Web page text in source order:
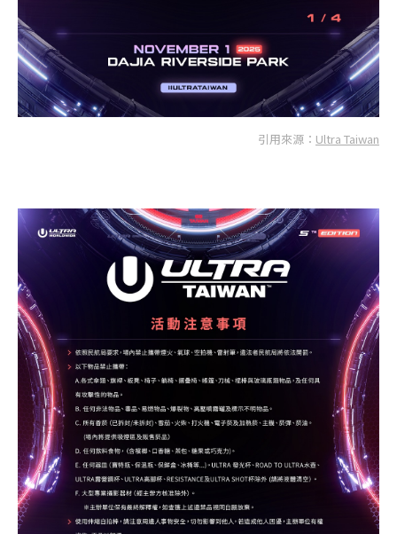
引用來源： Ultra Taiwan